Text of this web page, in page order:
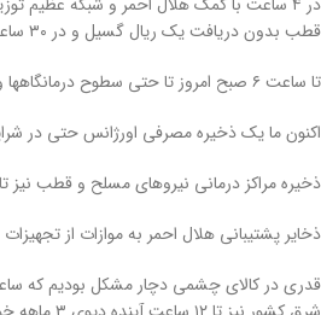
قطب بدون دریافت یک ریال گسیل و در ۳۰ ساعت دپو شد.
تا ساعت ۶ صبح امروز تا حتی سطوح درمانگاهها و برخی از مراکز کوچک بهداشتی نیز با کمک اصناف شریف این ذخیره صورت پذیرفت.
اکنون ما یک ذخیره مصرفی اورژانس حتی در
ذخیره مراکز درمانی نیروهای مسلح و قطب
ذخایر پشتیبانی هلال احمر به موازات از تجهیزات اورژانس و حتی قطعات